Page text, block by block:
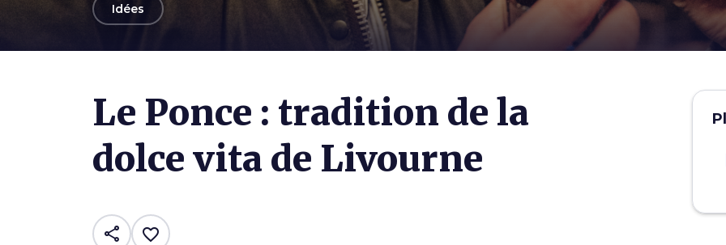
arrow_backIdées
Le Ponce : tradition de la
dolce vita de Livourne
share favorite_border